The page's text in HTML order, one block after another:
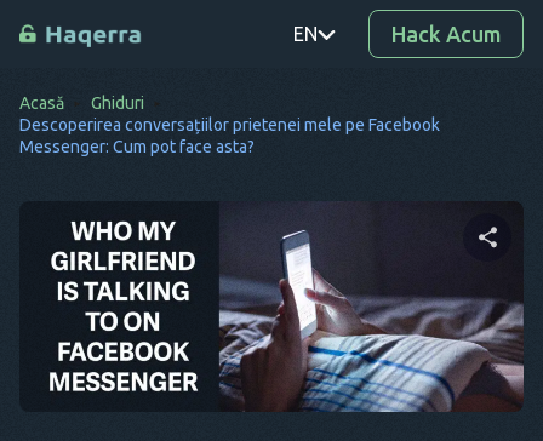
EN
PT
SV
KO
EL
Hack Acum
Acasă
Ghiduri
Descoperirea conversațiilor prietenei mele pe Facebook
Messenger: Cum pot face asta?
Distribuie acest articol
Twitter Facebook Copiați link-ul